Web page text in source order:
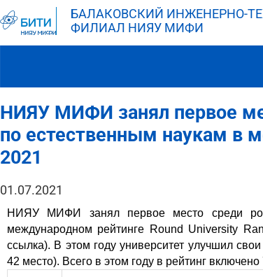
БАЛАКОВСКИЙ ИНЖЕНЕРНО-
ФИЛИАЛ НИЯУ МИФИ
НИЯУ МИФИ занял первое
по естественным наукам в
2021
01.07.2021
НИЯУ МИФИ занял первое место среди
международном рейтинге Round University
ссылка). В этом году университет улучшил
42 место). Всего в этом году в рейтинг